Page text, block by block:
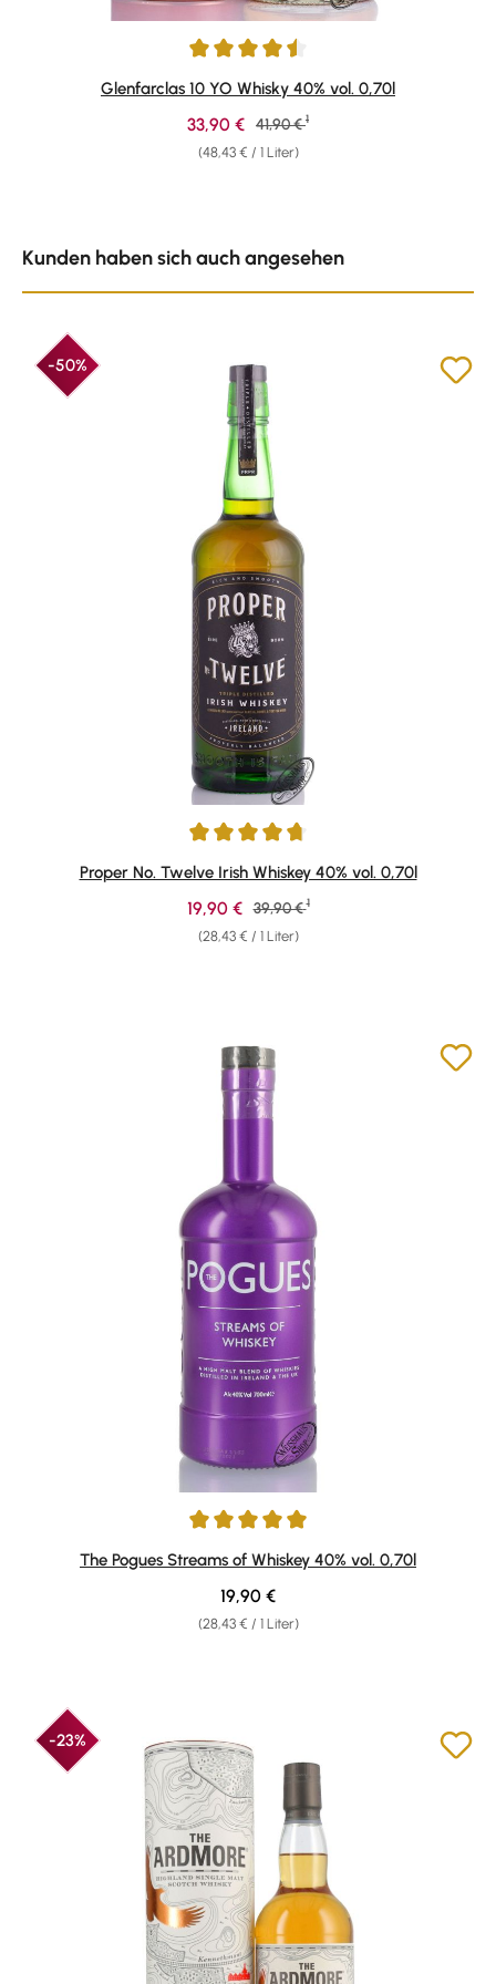
Durchschnittliche Bewertung von 4.58 von 5 Sternen
Glenfarclas 10 YO Whisky 40% vol. 0,70l
(48,43 € / 1 Liter)
Verkaufspreis:
33,90 € Regulärer Preis:
41,90 € 1
Kunden haben sich auch angesehen
-50%
Durchschnittliche Bewertung von 4.74 von 5 Sternen
Proper No. Twelve Irish Whiskey 40% vol. 0,70l
(28,43 € / 1 Liter)
Verkaufspreis:
19,90 € Regulärer Preis:
39,90 € 1
Durchschnittliche Bewertung von 5 von 5 Sternen
The Pogues Streams of Whiskey 40% vol. 0,70l
(28,43 € / 1 Liter)
Regulärer Preis:
19,90 €
-23%